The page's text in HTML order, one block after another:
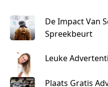
De Impact Van
Spreekbeurt
Leuke
Plaats Gratis